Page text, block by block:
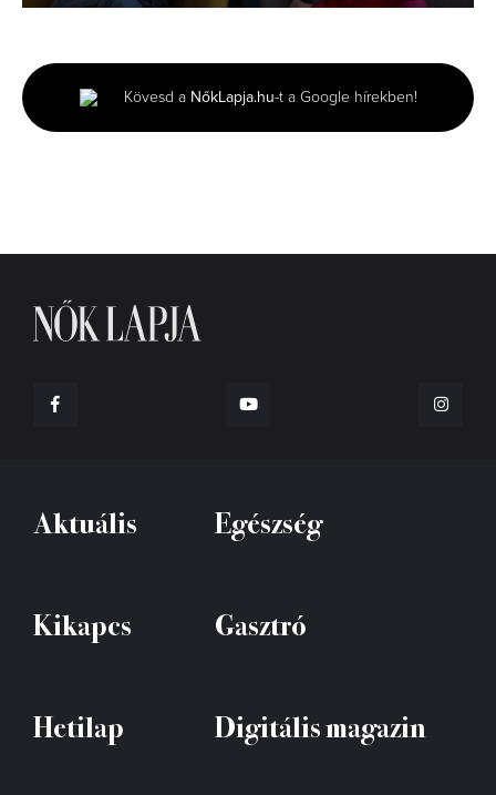
minutes,
44
seconds
Kövesd a NőkLapja.hu-t a Google hírekben!
Aktuális Egészség
Kikapcs Gasztró
Hetilap Digitális magazin